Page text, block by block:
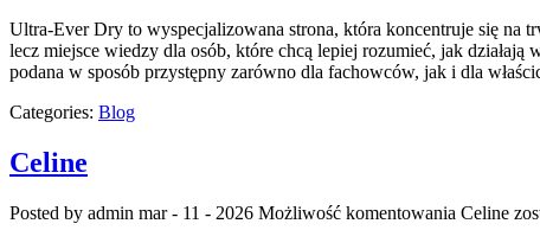
Ultra-Ever Dry to wyspecjalizowana strona, która koncentruje się na
lecz miejsce wiedzy dla osób, które chcą lepiej rozumieć, jak
podana w sposób przystępny zarówno dla fachowców, jak i dla
Categories: Blog
Celine
Posted by admin mar - 11 - 2026 Możliwość komentowania Celine